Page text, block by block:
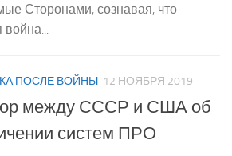
Сторонами, сознавая, что
ПОСЛЕ ВОЙНЫ 12 НОЯБРЯ 2019
между СССР и США об
систем ПРО